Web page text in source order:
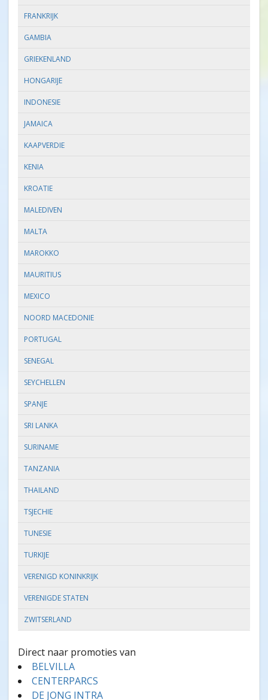
FRANKRIJK
GAMBIA
GRIEKENLAND
HONGARIJE
INDONESIE
JAMAICA
KAAPVERDIE
KENIA
KROATIE
MALEDIVEN
MALTA
MAROKKO
MAURITIUS
MEXICO
NOORD MACEDONIE
PORTUGAL
SENEGAL
SEYCHELLEN
SPANJE
SRI LANKA
SURINAME
TANZANIA
THAILAND
TSJECHIE
TUNESIE
TURKIJE
VERENIGD KONINKRIJK
VERENIGDE STATEN
ZWITSERLAND
Direct naar promoties van
BELVILLA
CENTERPARCS
DE JONG INTRA